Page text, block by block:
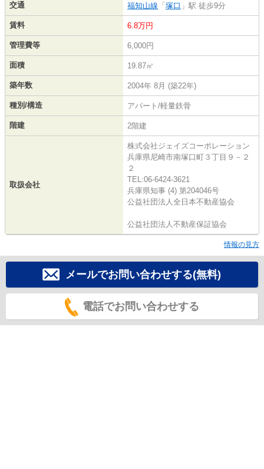
交通 福知山線 「 塚口 」駅 徒歩9分
賃料 6.8万円
管理費等 6,000円
面積 19.87㎡
築年数 2004年 8月 (築22年)
種別/構造 アパート/軽量鉄骨
階建 2階建
取扱会社
株式会社ジェイズコーポレーション
兵庫県尼崎市南塚口町３丁目９－２
２
TEL:06-6424-3621
兵庫県知事 (4) 第204046号
公益社団法人全日本不動産協会
公益社団法人不動産保証協会
情報の見方
メールでお問い合わせする(無料)
電話でお問い合わせする